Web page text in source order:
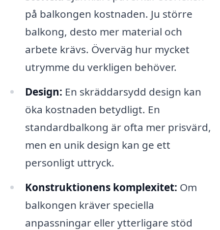
på balkongen kostnaden. Ju större
balkong, desto mer material och
arbete krävs. Överväg hur mycket
utrymme du verkligen behöver.
Design: En skräddarsydd design kan
öka kostnaden betydligt. En
standardbalkong är ofta mer prisvärd,
men en unik design kan ge ett
personligt uttryck.
Konstruktionens komplexitet: Om
balkongen kräver speciella
anpassningar eller ytterligare stöd